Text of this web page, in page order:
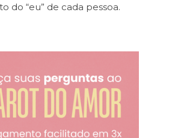
do “eu” de cada pessoa.